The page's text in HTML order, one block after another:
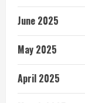
June 2025
May 2025
April 2025